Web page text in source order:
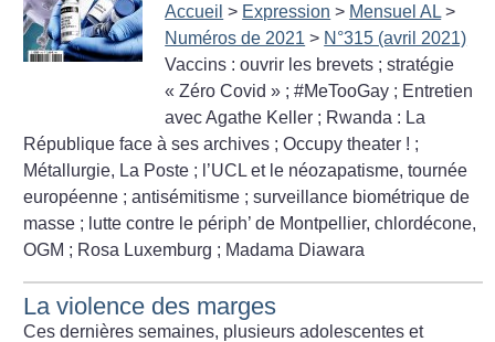
Accueil > Expression > Mensuel AL >
Numéros de 2021 > N°315 (avril 2021)
Vaccins : ouvrir les brevets ; stratégie
« Zéro Covid » ; #MeTooGay ; Entretien
avec Agathe Keller ; Rwanda : La
République face à ses archives ; Occupy theater ! ;
Métallurgie, La Poste ; l’UCL et le néozapatisme, tournée
européenne ; antisémitisme ; surveillance biométrique de
masse ; lutte contre le périph’ de Montpellier, chlordécone,
OGM ; Rosa Luxemburg ; Madama Diawara
La violence des marges
Ces dernières semaines, plusieurs adolescentes et